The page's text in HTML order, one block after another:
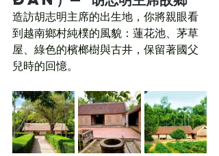
造訪胡志明主席的出生地，你將親眼看
到越南鄉村純樸的風貌：蓮花池、茅草
屋、綠色的檳榔樹與古井，保留著國父
兒時的回憶。